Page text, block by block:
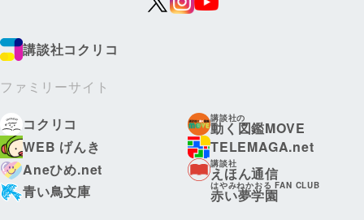
講談社コクリコ
ファミリーサイト
コクリコ
講談社の
動く図鑑MOVE
WEB げんき
TELEMAGA.net
Aneひめ.net
講談社
えほん通信
青い鳥文庫
はやみねかおる FAN CLUB
赤い夢学園